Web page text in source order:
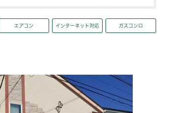
エアコン インターネット対応 ガスコンロ